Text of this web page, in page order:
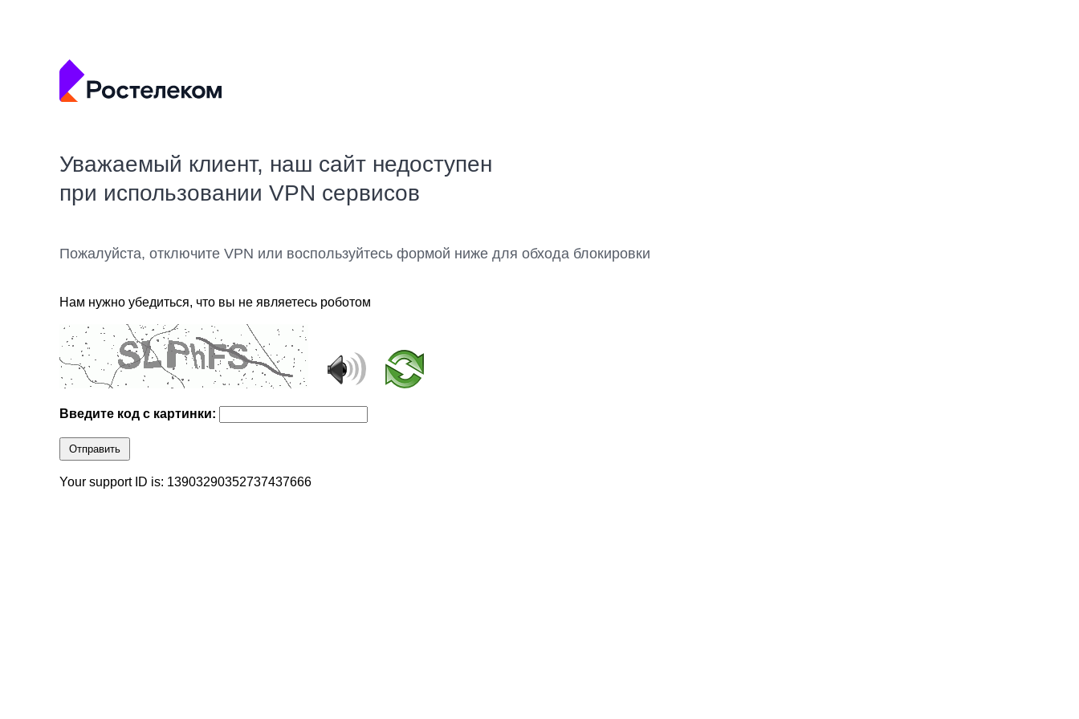
Уважаемый клиент, наш сайт недоступен
при использовании VPN сервисов
Пожалуйста, отключите VPN или воспользуйтесь формой ниже для обхода блокировки
Нам нужно убедиться, что вы не являетесь роботом
Введите код с картинки:
Отправить
Your support ID is: 13903290352737437666